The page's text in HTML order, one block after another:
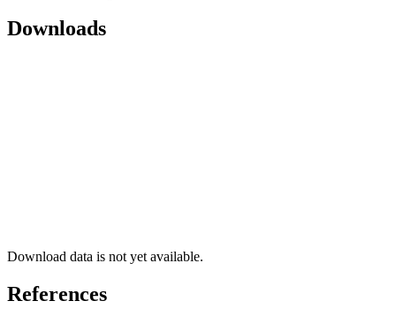
Downloads
Download data is not yet available.
References